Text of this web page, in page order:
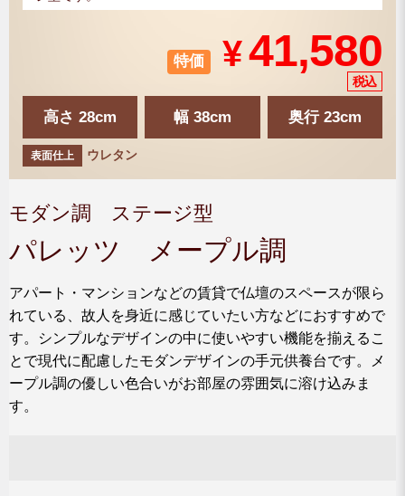
特価 ¥41,580
高さ 28cm 幅 38cm 奥行 23cm
表面仕上 ウレタン
モダン調 ステージ型
パレッツ メープル調
アパート・マンションなどの賃貸で仏壇のスペースが限ら
れている、故人を身近に感じていたい方などにおすすめで
す。シンプルなデザインの中に使いやすい機能を揃えるこ
とで現代に配慮したモダンデザインの手元供養台です。メ
ープル調の優しい色合いがお部屋の雰囲気に溶け込みま
す。